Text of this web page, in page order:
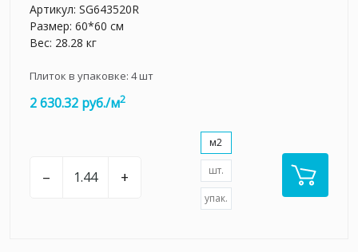
Артикул: SG643520R
Размер: 60*60 см
Вес: 28.28 кг
Плиток в упаковке: 4шт
2 630.32 руб./м2
– +
м2
шт.
упак.